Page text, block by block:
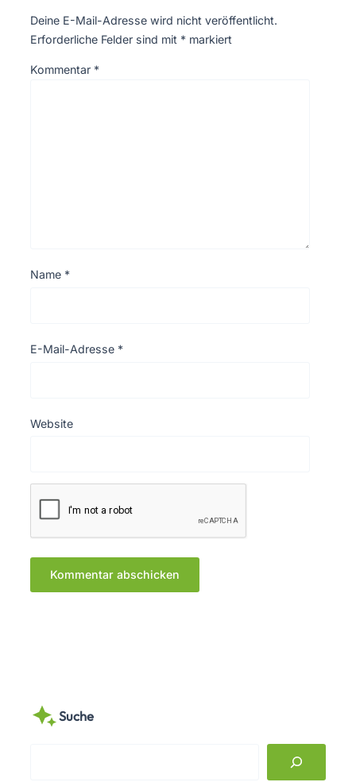
Deine E-Mail-Adresse wird nicht veröffentlicht.
Erforderliche Felder sind mit * markiert
Kommentar *
Name *
E-Mail-Adresse *
Website
Suche